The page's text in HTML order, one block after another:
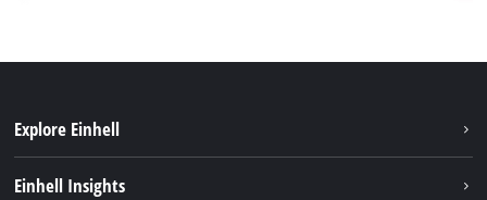
Explore Einhell
Einhell Insights